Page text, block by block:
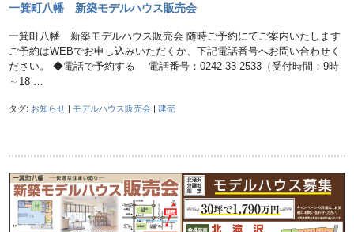
一箕町八幡 新築モデルハウス販売会
一箕町八幡 新築モデルハウス販売会 随時ご予約にてご案内いたします
ご予約はWEBでお申し込みいただくか、下記電話番号へお問い合わせく
ださい。 ◆電話で予約する 電話番号：0242-33-2533（受付時間：9時
～18 …
タグ: お知らせ |モデルハウス販売会 |建売